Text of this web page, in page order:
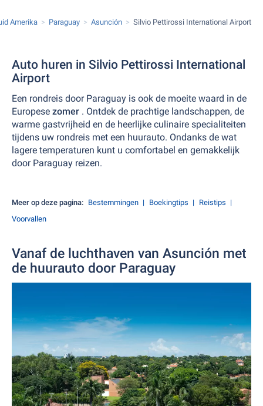
Amerika Paraguay Asunción Silvio Pettirossi International Airport
Auto huren in Silvio Pettirossi International
Airport
Een rondreis door Paraguay is ook de moeite waard in de
Europese zomer . Ontdek de prachtige landschappen, de
warme gastvrijheid en de heerlijke culinaire specialiteiten
tijdens uw rondreis met een huurauto. Ondanks de wat
lagere temperaturen kunt u comfortabel en gemakkelijk
door Paraguay reizen.
Meer op deze pagina: Bestemmingen Boekingtips
Reistips
Voorvallen
Vanaf de luchthaven van Asunción met
de huurauto door Paraguay